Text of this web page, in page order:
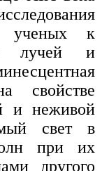
ученых к
лучей и
свойстве
и неживой
свет в
при их
другого